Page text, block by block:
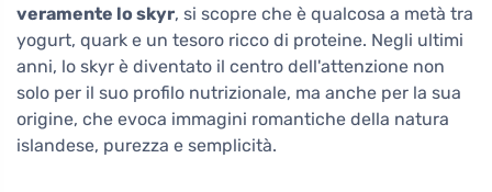
veramente lo skyr, si scopre che è qualcosa a metà tra
yogurt, quark e un tesoro ricco di proteine. Negli ultimi
anni, lo skyr è diventato il centro dell'attenzione non
solo per il suo profilo nutrizionale, ma anche per la sua
origine, che evoca immagini romantiche della natura
islandese, purezza e semplicità.